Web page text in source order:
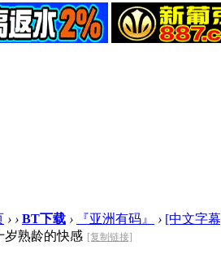
› › BT下载 › 『亚洲有码』 › [中文字
岁熟龄的快感 [复制链接]